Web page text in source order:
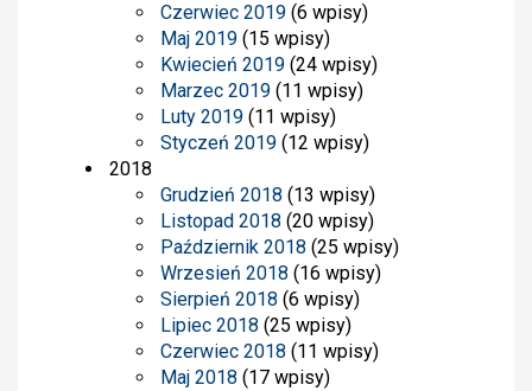
Czerwiec 2019 (6 wpisy)
Maj 2019 (15 wpisy)
Kwiecień 2019 (24 wpisy)
Marzec 2019 (11 wpisy)
Luty 2019 (11 wpisy)
Styczeń 2019 (12 wpisy)
2018
Grudzień 2018 (13 wpisy)
Listopad 2018 (20 wpisy)
Październik 2018 (25 wpisy)
Wrzesień 2018 (16 wpisy)
Sierpień 2018 (6 wpisy)
Lipiec 2018 (25 wpisy)
Czerwiec 2018 (11 wpisy)
Maj 2018 (17 wpisy)